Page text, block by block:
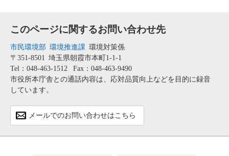
このページに関するお問い合わせ先
市民環境部 環境推進課 環境対策係
〒351-8501 埼玉県朝霞市本町1-1-1
Tel：048-463-1512
Fax：048-463-9490
市役所本庁舎との通話内容は、応対品質向上などを目的に録音
しています。
メールでのお問い合わせはこちら